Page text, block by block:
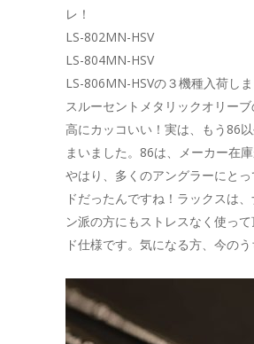
レ！
LS-802MN-HSV
LS-804MN-HSV
LS-806MN-HSVの３機種入荷し
スルーセントメタリックオリー
高にカッコいい！実は、もう86
まいました。86は、メーカー在庫
やはり、多くのアングラーにと
ドだったんですね！ラックスは
ン派の方にもストレスなく使っ
ド仕様です。気になる方、今のう